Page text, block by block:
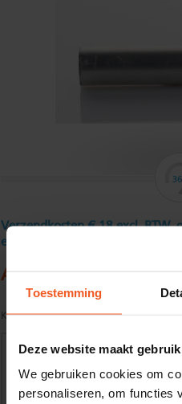
Toestemming
Deze website maakt
We gebruiken cookies om
personaliseren, om functies
Verzendkosten € 18 excl.
excl. BTW
Aluminium ronde buis
Kwaliteit: EN AW-6060-T66 volgens